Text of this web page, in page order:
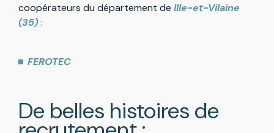
coopérateurs du département de Ille-et-Vilaine
(35) :
FEROTEC
De belles histoires de